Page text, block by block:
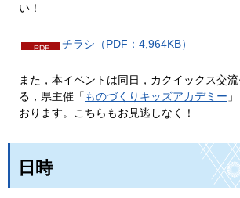
い！
チラシ（PDF：4,964KB）
また，本イベントは同日，カクイックス交
る，県主催「 ものづくりキッズアカデミー
おります。こちらもお見逃しなく！
日時